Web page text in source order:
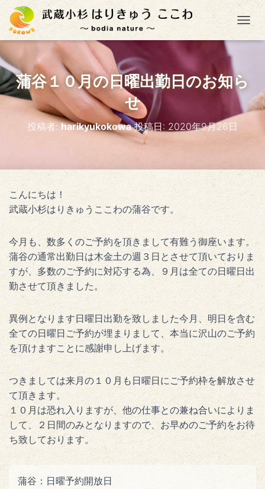
ナ
蒲谷１０月の日曜出勤日のお知ら
せ
投稿者:harikyukokowa投稿日: 2020年9月26日
こんにちは！
武蔵小杉はりきゅうここわの蒲谷です。
今月も、数多くのご予約を頂きまして有難う御座います。
蒲谷の通常出勤日は木金土の週３日とさせて頂いておりま
すが、多数のご予約に対応する為、９月は全ての日曜日出
勤させて頂きました。
異例となります日曜日出勤を致しました今月、明日を含む
全ての日曜日ご予約が埋まりまして、本当に沢山のご予約
を頂けますことに感謝申し上げます。
つきましては来月の１０月も日曜日にご予約枠を解放させ
て頂きます。
１０月は恐れ入りますが、他の仕事との兼ね合いによりま
して、２日間のみとなりますので、お早めのご予約をお待
ち致しております。
蒲谷：日曜予約開放日